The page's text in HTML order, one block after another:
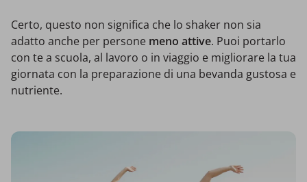
Certo, questo non significa che lo shaker non sia
adatto anche per persone meno attive. Puoi portarlo
con te a scuola, al lavoro o in viaggio e migliorare la tua
giornata con la preparazione di una bevanda gustosa e
nutriente.